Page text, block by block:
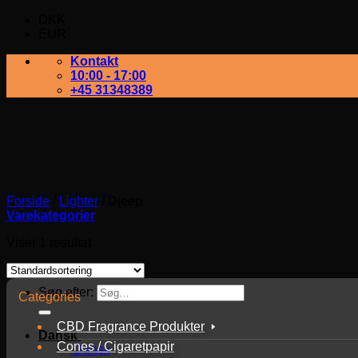
Kontakt
10:00 - 17:00
+45 31348389
Søg efter:
Dansk
Dansk
Forside Lighter
Varekategorier
Categories
CBD Fragrance Produkter
Cones / Cigaretpapir